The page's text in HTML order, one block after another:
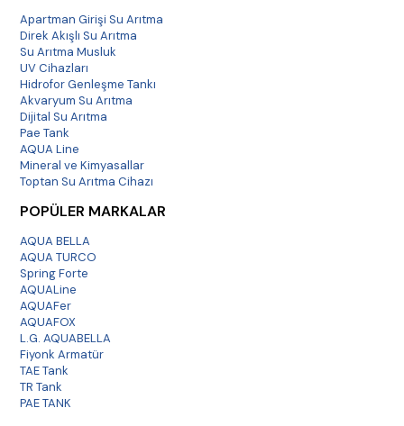
Apartman Girişi Su Arıtma
Direk Akışlı Su Arıtma
Su Arıtma Musluk
UV Cihazları
Hidrofor Genleşme Tankı
Akvaryum Su Arıtma
Dijital Su Arıtma
Pae Tank
AQUA Line
Mineral ve Kimyasallar
Toptan Su Arıtma Cihazı
POPÜLER MARKALAR
AQUA BELLA
AQUA TURCO
Spring Forte
AQUALine
AQUAFer
AQUAFOX
L.G. AQUABELLA
Fiyonk Armatür
TAE Tank
TR Tank
PAE TANK